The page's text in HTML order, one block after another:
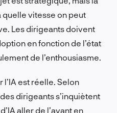
quelle vitesse on peut
Les dirigeants doivent
en fonction de l’état
de l’enthousiasme.
est réelle. Selon
dirigeants s’inquiètent
aller de l’avant en